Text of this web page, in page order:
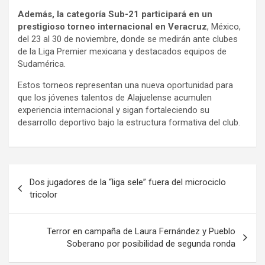
Además, la categoría Sub-21 participará en un
prestigioso torneo internacional en Veracruz, México,
del 23 al 30 de noviembre, donde se medirán ante clubes
de la Liga Premier mexicana y destacados equipos de
Sudamérica.
Estos torneos representan una nueva oportunidad para
que los jóvenes talentos de Alajuelense acumulen
experiencia internacional y sigan fortaleciendo su
desarrollo deportivo bajo la estructura formativa del club.
de
entradas
Dos jugadores de la “liga sele” fuera del microciclo
tricolor
Terror en campaña de Laura Fernández y Pueblo
Soberano por posibilidad de segunda ronda